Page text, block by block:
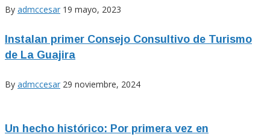
By admccesar 19 mayo, 2023
Instalan primer Consejo Consultivo de Turismo
de La Guajira
By admccesar 29 noviembre, 2024
Un hecho histórico: Por primera vez en